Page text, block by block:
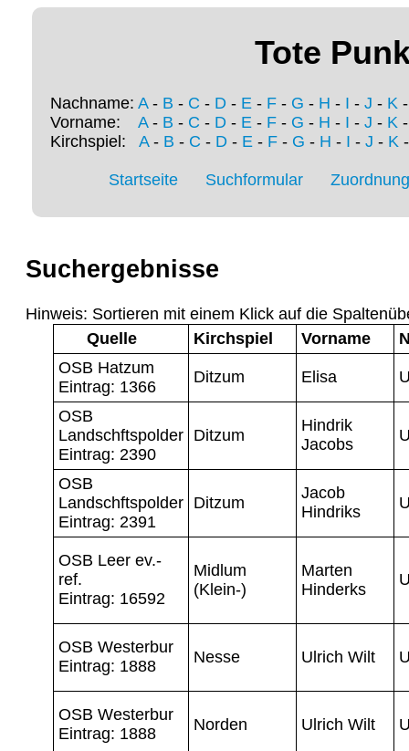
Tote
Nachname: A- B - C - D - E - F - G - H - I - J - K
Vorname: A- B - C - D - E - F - G - H - I - J - K
Kirchspiel: A- B - C - D- E- F- G - H - I - J - K
Startseite Suchformular
Suchergebnisse
Hinweis: Sortieren mit einem Klick auf die
Quelle
Kirchspiel Vorname
OSB Hatzum
Eintrag: 1366
Ditzum Elisa
OSB
Landschftspolder
Eintrag: 2390
Ditzum
Hindrik
Jacobs
OSB
Landschftspolder
Eintrag: 2391
Ditzum
Jacob
Hindriks
OSB Leer ev.-
ref.
Eintrag: 16592
Midlum
(Klein-)
Marten
Hinderks
OSB Westerbur
Eintrag: 1888
Nesse Ulrich Wilt
OSB Westerbur
Eintrag: 1888
Norden Ulrich Wilt